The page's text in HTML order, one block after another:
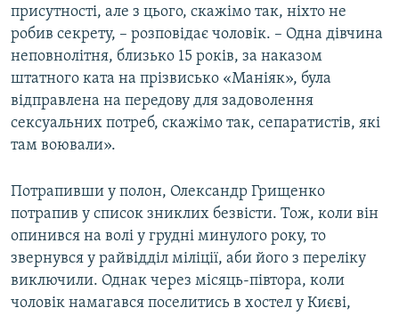
присутності, але з цього, скажімо так, ніхто не
робив секрету, – розповідає чоловік. – Одна дівчина
неповнолітня, близько 15 років, за наказом
штатного ката на прізвисько «Маніяк», була
відправлена на передову для задоволення
сексуальних потреб, скажімо так, сепаратистів, які
там воювали».
Потрапивши у полон, Олександр Грищенко
потрапив у список зниклих безвісти. Тож, коли він
опинився на волі у грудні минулого року, то
звернувся у райвідділ міліції, аби його з переліку
виключили. Однак через місяць-півтора, коли
чоловік намагався поселитись в хостел у Києві,